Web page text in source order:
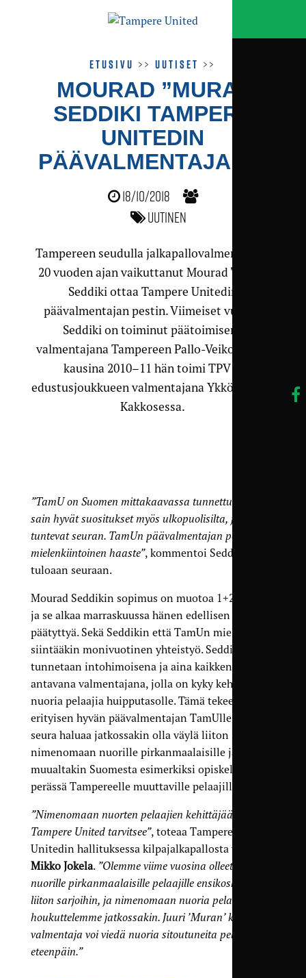
Etusivu >>Uutiset >>
MOURAD ”MURA”
SEDDIKI TAMPERE
UNITEDIN
PÄÄVALMENTAJAKSI
18/10/2018
Uutinen
Tampereen seudulla jalkapallovalmentajana
20 vuoden ajan vaikuttanut Mourad "Mura"
Seddiki ottaa Tampere Unitedin
päävalmentajan pestin. Viimeiset vuodet
Seddiki on toiminut päätoimisena
valmentajana Tampereen Pallo-Veikoissa, ja
kausina 2010–11 hän toimi TPV:n
edustusjoukkueen valmentajana Ykkösessä ja
Kakkosessa.
”TamU on Suomen mittakaavassa tunnettu seura, ja
sain hyvät suositukset myös ulkopuolisilta, jotka
tuntevat seuran. TamUn päävalmentajan pesti on
mielenkiintoinen haaste”, kommentoi Seddiki
tuloaan seuraan.
Mourad Seddikin sopimus on muotoa 1+2 vuotta,
ja se alkaa marraskuussa hänen edellisen pestinsä
päätyttyä. Sekä Seddikin että TamUn mielissä
siintääkin monivuotinen yhteistyö. Seddiki
tunnetaan intohimoisena ja aina kaikkensa
antavana valmentajana, jolla on kyky kehittää
nuoria pelaajia huipputasolle. Tämä tekee hänestä
erityisen hyvän päävalmentajan TamUlle, sillä
seura haluaa jatkossakin olla väylä liiton sarjoihin
nimenomaan nuorille pirkanmaalaisille ja
muualtakin Suomesta esimerkiksi opiskelupaikan
perässä Tampereelle muuttaville pelaajille.
”Nimenomaan nuorten pelaajien kehittäjää
Tampere United tarvitsee”, toteaa Tampere
Unitedin hallituksessa kilpajalkapallosta vastaava
Mikko Jokela. ”Olemme viime vuosina olleet monille
nuorille pirkanmaalaisille pelaajille ensikosketus
liiton sarjoihin, ja nimenomaan nuoria pelaajia
houkuttelemme jatkossakin. Juuri ’Muran’ kaltainen
valmentaja voi viedä nuoria sitoutuneita pelaajia
eteenpäin.”